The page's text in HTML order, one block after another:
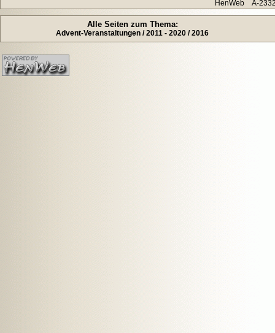
HenWeb A-
Alle Seiten zum Thema:
Advent-Veranstaltungen / 2011 - 2020 / 2016